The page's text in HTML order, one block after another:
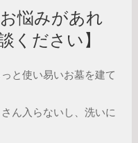
悩みがあれ
ください】
と使い易いお墓を建て
ん入らないし、洗いに